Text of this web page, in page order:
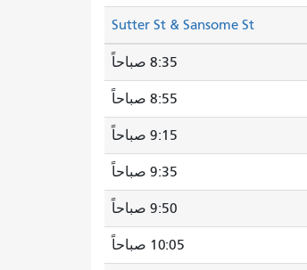
Sutter St & Sansome St
8:35 صباحاً
8:55 صباحاً
9:15 صباحاً
9:35 صباحاً
9:50 صباحاً
10:05 صباحاً